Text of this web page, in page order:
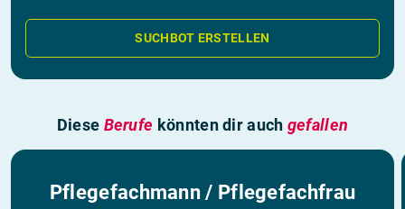
SUCHBOT ERSTELLEN
Diese Berufe könnten dir auch gefallen
Pflegefachmann / Pflegefachfrau